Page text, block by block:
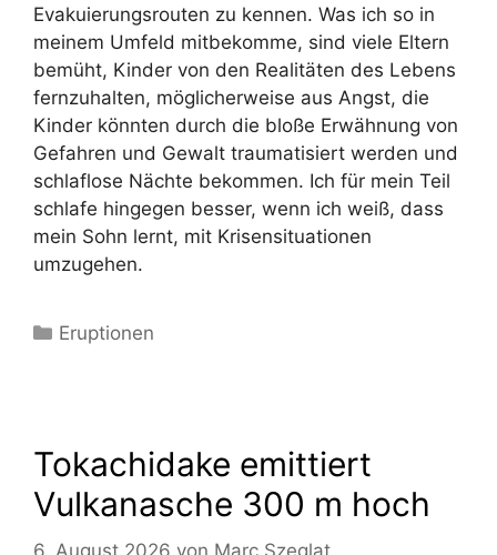
Evakuierungsrouten zu kennen. Was ich so in
meinem Umfeld mitbekomme, sind viele Eltern
bemüht, Kinder von den Realitäten des Lebens
fernzuhalten, möglicherweise aus Angst, die
Kinder könnten durch die bloße Erwähnung von
Gefahren und Gewalt traumatisiert werden und
schlaflose Nächte bekommen. Ich für mein Teil
schlafe hingegen besser, wenn ich weiß, dass
mein Sohn lernt, mit Krisensituationen
umzugehen.
Kategorien
Eruptionen
Tokachidake emittiert
Vulkanasche 300 m hoch
6. August 2026 von Marc Szeglat